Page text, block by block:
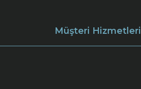
Müşteri Hizmetleri